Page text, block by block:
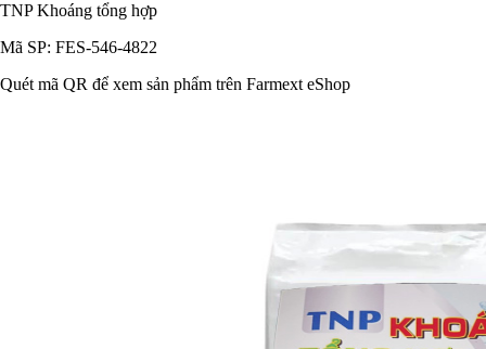
TNP Khoáng tổng hợp
Mã SP: FES-546-4822
Quét mã QR để xem sản phẩm trên Farmext eShop